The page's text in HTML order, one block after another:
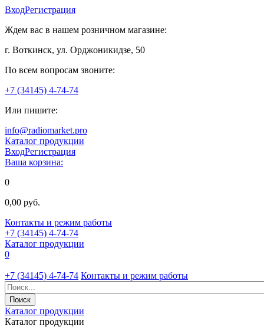
ВходРегистрация
Ждем вас в нашем розничном магазине:
г. Воткинск, ул. Орджоникидзе, 50
По всем вопросам звоните:
+7 (34145) 4-74-74
Или пишите:
info@radiomarket.pro
Каталог продукции
ВходРегистрация
Ваша корзина:
0
0,00 руб.
Контакты и режим работы
+7 (34145) 4-74-74
Каталог продукции
0
+7 (34145) 4-74-74 Контакты и режим работы
Каталог продукции
Каталог продукции